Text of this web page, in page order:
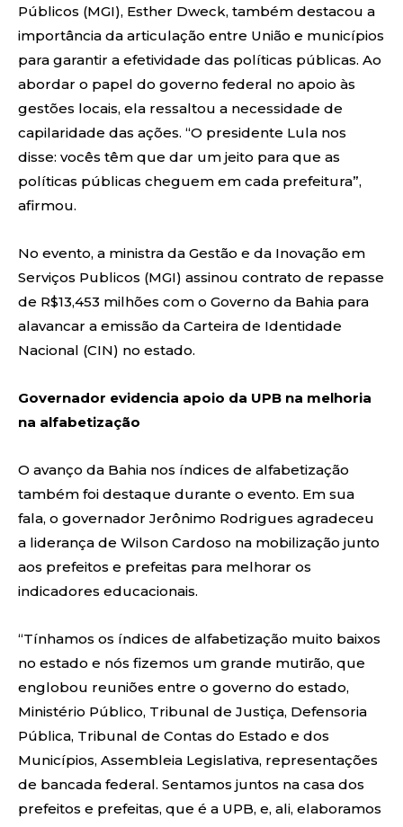
Públicos (MGI), Esther Dweck, também destacou a
importância da articulação entre União e municípios
para garantir a efetividade das políticas públicas. Ao
abordar o papel do governo federal no apoio às
gestões locais, ela ressaltou a necessidade de
capilaridade das ações. “O presidente Lula nos
disse: vocês têm que dar um jeito para que as
políticas públicas cheguem em cada prefeitura”,
afirmou.
No evento, a ministra da Gestão e da Inovação em
Serviços Publicos (MGI) assinou contrato de repasse
de R$13,453 milhões com o Governo da Bahia para
alavancar a emissão da Carteira de Identidade
Nacional (CIN) no estado.
Governador evidencia apoio da UPB na melhoria
na alfabetização
O avanço da Bahia nos índices de alfabetização
também foi destaque durante o evento. Em sua
fala, o governador Jerônimo Rodrigues agradeceu
a liderança de Wilson Cardoso na mobilização junto
aos prefeitos e prefeitas para melhorar os
indicadores educacionais.
“Tínhamos os índices de alfabetização muito baixos
no estado e nós fizemos um grande mutirão, que
englobou reuniões entre o governo do estado,
Ministério Público, Tribunal de Justiça, Defensoria
Pública, Tribunal de Contas do Estado e dos
Municípios, Assembleia Legislativa, representações
de bancada federal. Sentamos juntos na casa dos
prefeitos e prefeitas, que é a UPB, e, ali, elaboramos